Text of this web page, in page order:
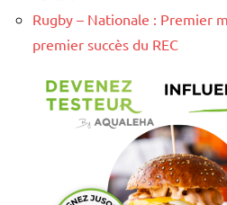
Rugby – Nationale : Premier
premier succès du REC